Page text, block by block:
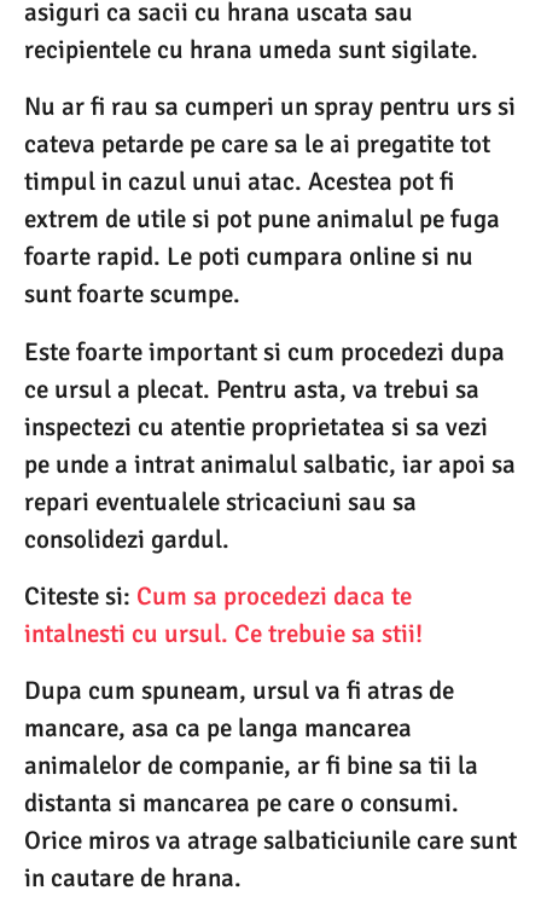
asiguri ca sacii cu hrana uscata sau
recipientele cu hrana umeda sunt sigilate.
Nu ar fi rau sa cumperi un spray pentru urs si
cateva petarde pe care sa le ai pregatite tot
timpul in cazul unui atac. Acestea pot fi
extrem de utile si pot pune animalul pe fuga
foarte rapid. Le poti cumpara online si nu
sunt foarte scumpe.
Este foarte important si cum procedezi dupa
ce ursul a plecat. Pentru asta, va trebui sa
inspectezi cu atentie proprietatea si sa vezi
pe unde a intrat animalul salbatic, iar apoi sa
repari eventualele stricaciuni sau sa
consolidezi gardul.
Citeste si: Cum sa procedezi daca te
intalnesti cu ursul. Ce trebuie sa stii!
Dupa cum spuneam, ursul va fi atras de
mancare, asa ca pe langa mancarea
animalelor de companie, ar fi bine sa tii la
distanta si mancarea pe care o consumi.
Orice miros va atrage salbaticiunile care sunt
in cautare de hrana.